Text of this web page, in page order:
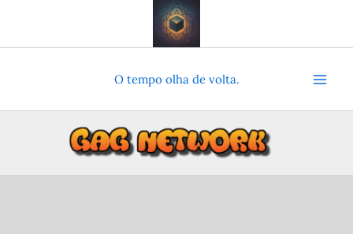
o
O tempo olha de volta.